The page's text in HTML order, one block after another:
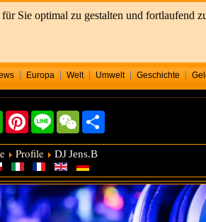
für Sie optimal zu gestalten und fortlaufend
Europa Welt Umwelt Geschichte
WhatsAppPinterestLine WeChat
Profile DJ Jens.B